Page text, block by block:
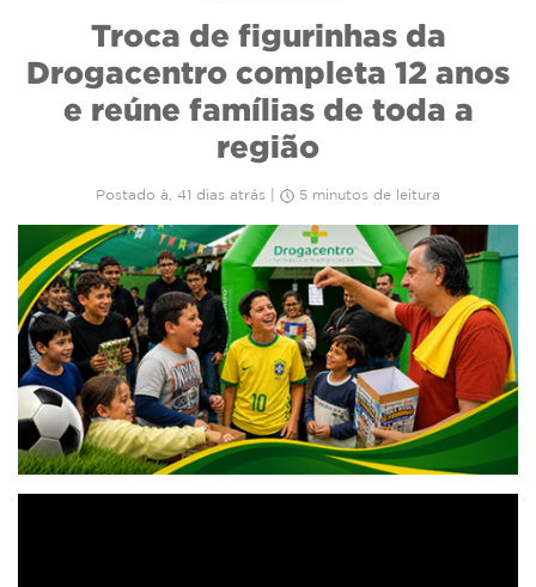
Troca de figurinhas da
Drogacentro completa 12 anos
e reúne famílias de toda a
região
Postado à, 41 dias atrás | 5 minutos de leitura